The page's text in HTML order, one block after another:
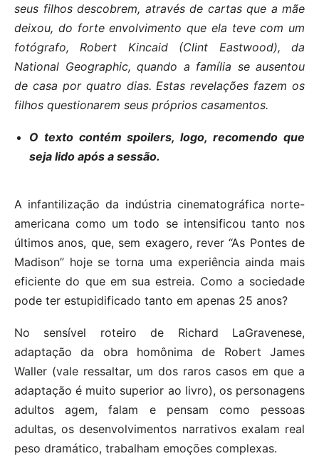
seus filhos descobrem, através de cartas que a mãe
deixou, do forte envolvimento que ela teve com um
fotógrafo, Robert Kincaid (Clint Eastwood), da
National Geographic, quando a família se ausentou
de casa por quatro dias. Estas revelações fazem os
filhos questionarem seus próprios casamentos.
O texto contém spoilers, logo, recomendo que
seja lido após a sessão.
A infantilização da indústria cinematográfica norte-
americana como um todo se intensificou tanto nos
últimos anos, que, sem exagero, rever “As Pontes de
Madison” hoje se torna uma experiência ainda mais
eficiente do que em sua estreia. Como a sociedade
pode ter estupidificado tanto em apenas 25 anos?
No sensível roteiro de Richard LaGravenese,
adaptação da obra homônima de Robert James
Waller (vale ressaltar, um dos raros casos em que a
adaptação é muito superior ao livro), os personagens
adultos agem, falam e pensam como pessoas
adultas, os desenvolvimentos narrativos exalam real
peso dramático, trabalham emoções complexas.